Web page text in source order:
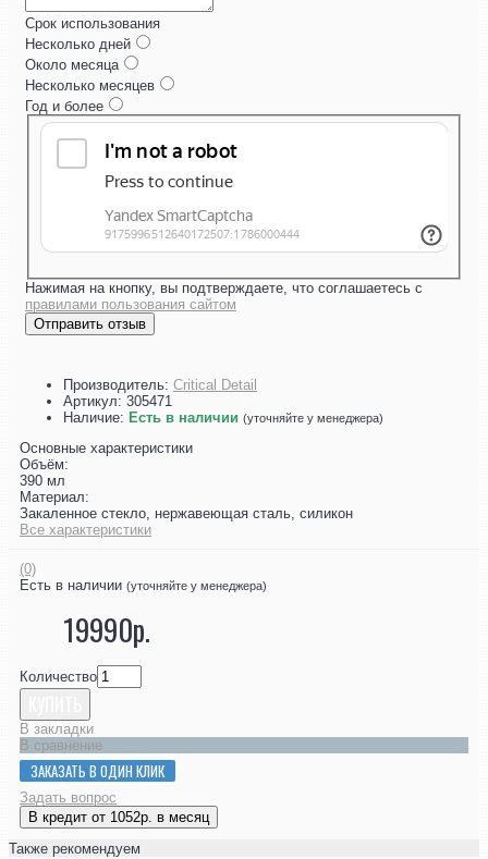
Срок использования
Несколько дней
Около месяца
Несколько месяцев
Год и более
Нажимая на кнопку, вы подтверждаете, что соглашаетесь с
правилами пользования сайтом
Отправить отзыв
Производитель: Critical Detail
Артикул: 305471
Наличие: Есть в наличии (уточняйте у менеджера)
Основные характеристики
Объём:
390 мл
Материал:
Закаленное стекло, нержавеющая сталь, силикон
Все характеристики
(0)
Есть в наличии (уточняйте у менеджера)
19990р.
Количество
В закладки
В сравнение
ЗАКАЗАТЬ В ОДИН КЛИК
Задать вопрос
В кредит от 1052р. в месяц
Также рекомендуем